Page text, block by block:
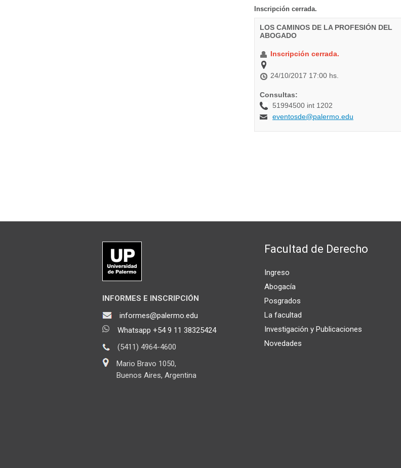
INFORMES E INSCRIPCIÓN
informes@palermo.edu
Whatsapp +54 9 11 38325424
(5411) 4964-4600
Mario Bravo 1050,
Buenos Aires, Argentina
Facultad de Derecho
Ingreso
Abogacía
Posgrados
La facultad
Investigación y Publicaciones
Novedades